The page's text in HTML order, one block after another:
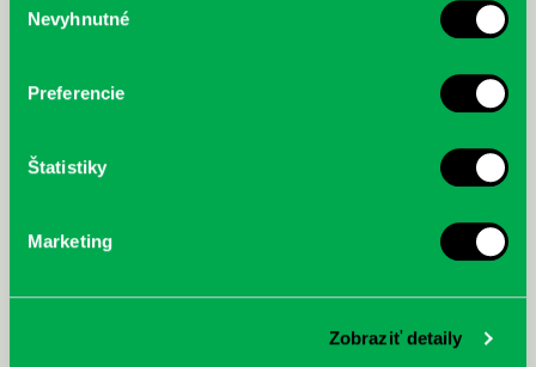
súhlasu
Nevyhnutné
Preferencie
Štatistiky
Marketing
Zobraziť detaily
Následníčka
Serafína a čierny plášť